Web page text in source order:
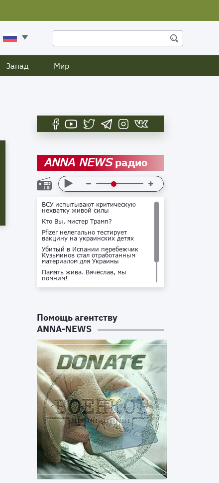
Запад Мир
ANNA NEWSрадио
ВСУ испытывают критическую
нехватку живой силы
Кто Вы, мистер Трамп?
Pfizer нелегально тестирует
вакцину на украинских детях
Убитый в Испании перебежчик
Кузьминов стал отработанным
материалом для Украины
Память жива. Вячеслав, мы
помним!
Не доставайся ты никому!
Помощь агентству
ANNA-NEWS